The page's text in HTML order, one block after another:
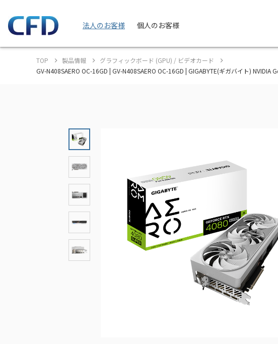
法人のお客様 個人のお客様
TOP 製品情報
グラフィックボード (GPU) / ビデオカード
GV-N408SAERO OC-16GD | GV-N408SAERO OC-16GD | GIGABYTE(ギガバイト)